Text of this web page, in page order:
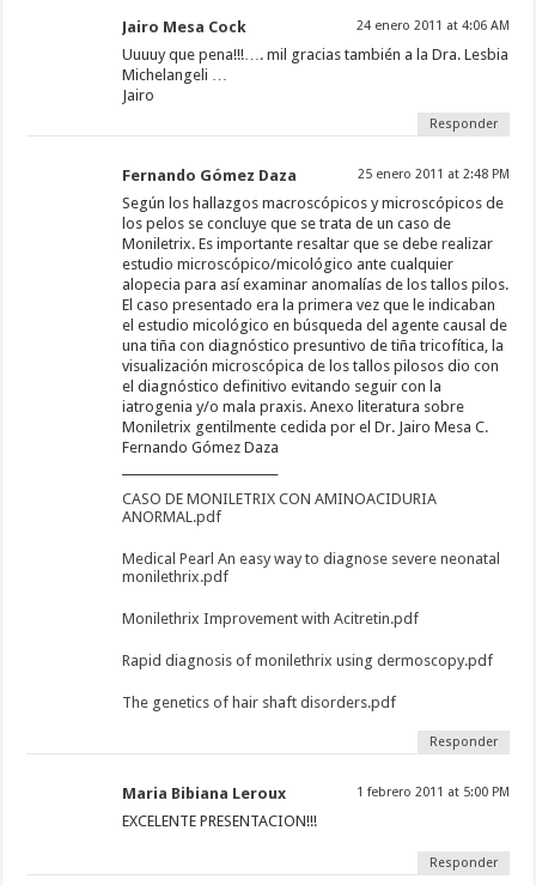
Jairo Mesa Cock 24 enero 2011 at 4:06 AM
Uuuuy que pena!!!…. mil gracias también a la Dra. Lesbia
Michelangeli …
Jairo
Responder
Fernando Gómez Daza 25 enero 2011 at 2:48 PM
Según los hallazgos macroscópicos y microscópicos de
los pelos se concluye que se trata de un caso de
Moniletrix. Es importante resaltar que se debe realizar
estudio microscópico/micológico ante cualquier
alopecia para así examinar anomalías de los tallos pilos.
El caso presentado era la primera vez que le indicaban
el estudio micológico en búsqueda del agente causal de
una tiña con diagnóstico presuntivo de tiña tricofítica, la
visualización microscópica de los tallos pilosos dio con
el diagnóstico definitivo evitando seguir con la
iatrogenia y/o mala praxis. Anexo literatura sobre
Moniletrix gentilmente cedida por el Dr. Jairo Mesa C.
Fernando Gómez Daza
CASO DE MONILETRIX CON AMINOACIDURIA
ANORMAL.pdf
Medical Pearl An easy way to diagnose severe neonatal
monilethrix.pdf
Monilethrix Improvement with Acitretin.pdf
Rapid diagnosis of monilethrix using dermoscopy.pdf
The genetics of hair shaft disorders.pdf
Responder
Maria Bibiana Leroux 1 febrero 2011 at 5:00 PM
EXCELENTE PRESENTACION!!!
Responder